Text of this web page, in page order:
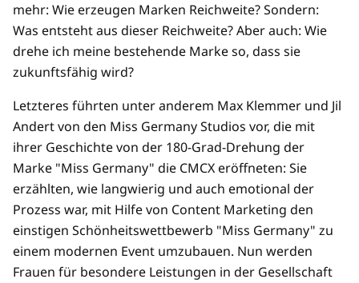
mehr: Wie erzeugen Marken Reichweite? Sondern:
Was entsteht aus dieser Reichweite? Aber auch: Wie
drehe ich meine bestehende Marke so, dass sie
zukunftsfähig wird?
Letzteres führten unter anderem Max Klemmer und Jil
Andert von den Miss Germany Studios vor, die mit
ihrer Geschichte von der 180-Grad-Drehung der
Marke "Miss Germany" die CMCX eröffneten: Sie
erzählten, wie langwierig und auch emotional der
Prozess war, mit Hilfe von Content Marketing den
einstigen Schönheitswettbewerb "Miss Germany" zu
einem modernen Event umzubauen. Nun werden
Frauen für besondere Leistungen in der Gesellschaft